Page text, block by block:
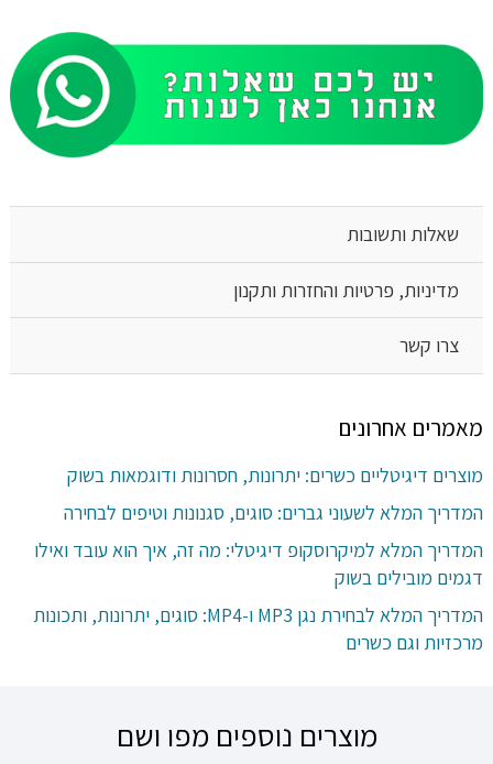
שאלות ותשובות
מדיניות, פרטיות והחזרות ותקנון
צרו קשר
מאמרים אחרונים
מוצרים דיגיטליים כשרים: יתרונות, חסרונות ודוגמאות בשוק
המדריך המלא לשעוני גברים: סוגים, סגנונות וטיפים לבחירה
המדריך המלא למיקרוסקופ דיגיטלי: מה זה, איך הוא עובד ואילו
דגמים מובילים בשוק
המדריך המלא לבחירת נגן MP3 ו-MP4: סוגים, יתרונות, ותכונות
מרכזיות וגם כשרים
מוצרים נוספים מפו ושם